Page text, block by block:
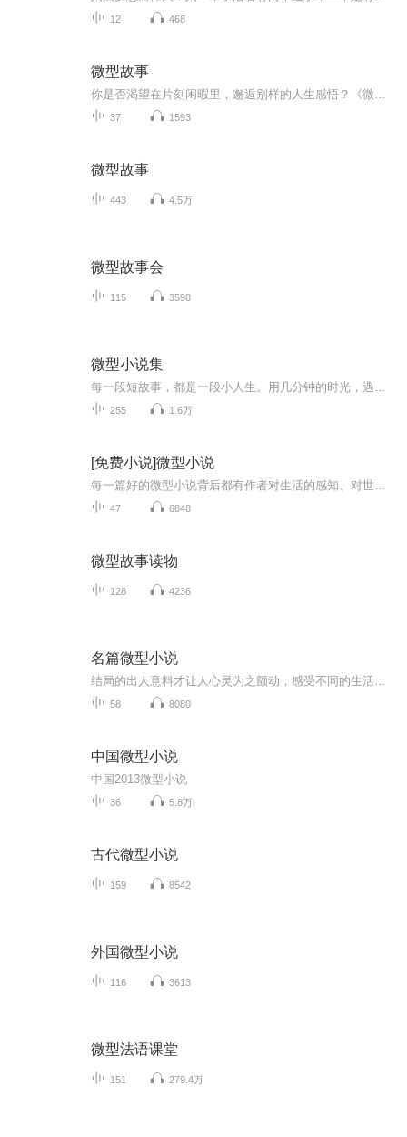
12 468
微型故事
37 1593
微型故事
443 4.5万
微型故事会
115 3598
微型小说集
255 1.6万
[免费小说]微型小说
47 6848
微型故事读物
128 4236
名篇微型小说
58 8080
中国微型小说
中国2013微型小说
36 5.8万
古代微型小说
159 8542
外国微型小说
116 3613
微型法语课堂
151 279.4万